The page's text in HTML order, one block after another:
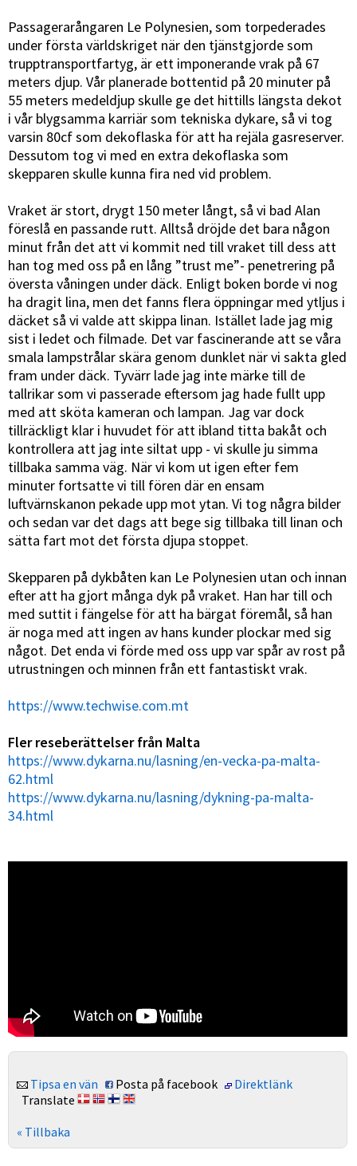
Passagerarångaren Le Polynesien, som torpederades
under första världskriget när den tjänstgjorde som
trupptransportfartyg, är ett imponerande vrak på 67
meters djup. Vår planerade bottentid på 20 minuter på
55 meters medeldjup skulle ge det hittills längsta dekot
i vår blygsamma karriär som tekniska dykare, så vi tog
varsin 80cf som dekoflaska för att ha rejäla gasreserver.
Dessutom tog vi med en extra dekoflaska som
skepparen skulle kunna fira ned vid problem.
Vraket är stort, drygt 150 meter långt, så vi bad Alan
föreslå en passande rutt. Alltså dröjde det bara någon
minut från det att vi kommit ned till vraket till dess att
han tog med oss på en lång ”trust me”- penetrering på
översta våningen under däck. Enligt boken borde vi nog
ha dragit lina, men det fanns flera öppningar med ytljus i
däcket så vi valde att skippa linan. Istället lade jag mig
sist i ledet och filmade. Det var fascinerande att se våra
smala lampstrålar skära genom dunklet när vi sakta gled
fram under däck. Tyvärr lade jag inte märke till de
tallrikar som vi passerade eftersom jag hade fullt upp
med att sköta kameran och lampan. Jag var dock
tillräckligt klar i huvudet för att ibland titta bakåt och
kontrollera att jag inte siltat upp - vi skulle ju simma
tillbaka samma väg. När vi kom ut igen efter fem
minuter fortsatte vi till fören där en ensam
luftvärnskanon pekade upp mot ytan. Vi tog några bilder
och sedan var det dags att bege sig tillbaka till linan och
sätta fart mot det första djupa stoppet.
Skepparen på dykbåten kan Le Polynesien utan och innan
efter att ha gjort många dyk på vraket. Han har till och
med suttit i fängelse för att ha bärgat föremål, så han
är noga med att ingen av hans kunder plockar med sig
något. Det enda vi förde med oss upp var spår av rost på
utrustningen och minnen från ett fantastiskt vrak.
https://www.techwise.com.mt
Fler reseberättelser från Malta
https://www.dykarna.nu/lasning/en-vecka-pa-malta-
62.html
https://www.dykarna.nu/lasning/dykning-pa-malta-
34.html
Tipsa en vän Posta på facebook
Direktlänk
Translate
« Tillbaka